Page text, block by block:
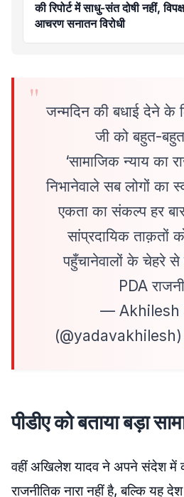
की रिपोर्ट में साधु-संत दोषी नहीं,
आचरण सनातन विरोधी
जन्मदिन की बधाई देने के
जी को बहुत-
‘सामाजिक न्याय का
निभानेवाले सब लोगों का
एकता का संकल्प हर
सांप्रदायिक ताक़तों
पहुँचानेवालों के चेहरे से
PDA
— Akhilesh
(@yadavakhilesh)
पीडीए को बताया बड़ा
वहीं अखिलेश यादव ने अपने संदेश में
राजनीतिक नारा नहीं है, बल्कि यह